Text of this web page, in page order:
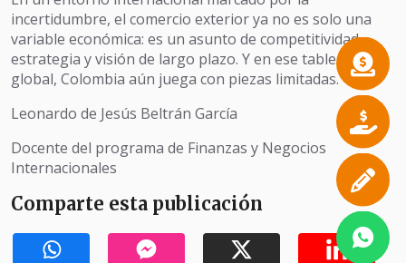
incertidumbre, el comercio exterior ya no es solo una
variable económica: es un asunto de competitividad,
estrategia y visión de largo plazo. Y en ese tablero
global, Colombia aún juega con piezas limitadas.
Leonardo de Jesús Beltrán García
Docente del programa de Finanzas y Negocios
Internacionales
Comparte esta publicación